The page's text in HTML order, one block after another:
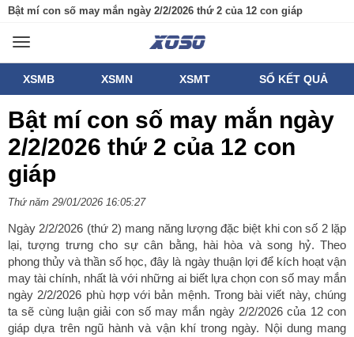
Bật mí con số may mắn ngày 2/2/2026 thứ 2 của 12 con giáp
Toggle
XSMB XSMN XSMT SỔ KẾT QUẢ
Bật mí con số may mắn ngày
2/2/2026 thứ 2 của 12 con
giáp
Thứ năm 29/01/2026 16:05:27
Ngày 2/2/2026 (thứ 2) mang năng lượng đặc biệt khi con số 2 lặp
lại, tượng trưng cho sự cân bằng, hài hòa và song hỷ. Theo
phong thủy và thần số học, đây là ngày thuận lợi để kích hoạt vận
may tài chính, nhất là với những ai biết lựa chọn con số may mắn
ngày 2/2/2026 phù hợp với bản mệnh. Trong bài viết này, chúng
ta sẽ cùng luận giải con số may mắn ngày 2/2/2026 của 12 con
giáp dựa trên ngũ hành và vận khí trong ngày. Nội dung mang